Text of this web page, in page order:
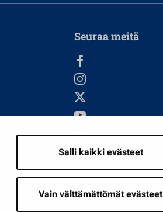
Salli kaikki evästeet
Vain välttämättömät evästeet
Seuraa meitä